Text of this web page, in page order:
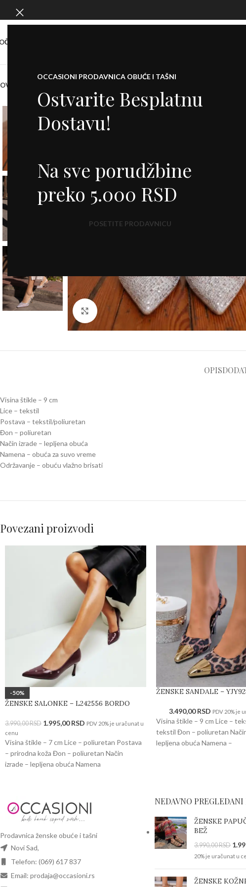
OCCASIONI PRODAVNICA OBUĆE I TAŠNI
Ostvarite Besplatnu
Dostavu!
Na sve porudžbine
preko 5.000 RSD
POSETITE PRODAVNICU
Click to enlarge
OPIS
Visina štikle – 9 cm
Lice – tekstil
Postava – tekstil/poliuretan
Đon – poliuretan
Način izrade – lepljena obuća
Namena – obuća za suvo vreme
Održavanje – obuću vlažno brisati
Povezani proizvodi
-50%
ŽENSKE SALONKE – L242556 BORDO
3.990,00RSD 1.995,00RSD PDV 20% je uračunat u
cenu
Visina štikle – 7 cm Lice – poliuretan Postava
– prirodna koža Đon – poliuretan Način
izrade – lepljena obuća Namena
ŽENSKE SANDALE –
3.490,00RSD PDV 20% je
Visina štikle – 9 cm Lice –
tekstil Đon – poliuretan
lepljena obuća Namena –
Prodavnica ženske obuće i tašni
Novi Sad,
Telefon: (069) 617 837
Email: prodaja@occasioni.rs
NEDAVNO
ŽENSKE
BEŽ
3.990,00RSD
20% je uračunat u
ŽENSKE